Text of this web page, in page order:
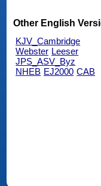
Other English
KJV_Cambridge
Webster Leeser
JPS_ASV_Byz
NHEB EJ2000 CAB